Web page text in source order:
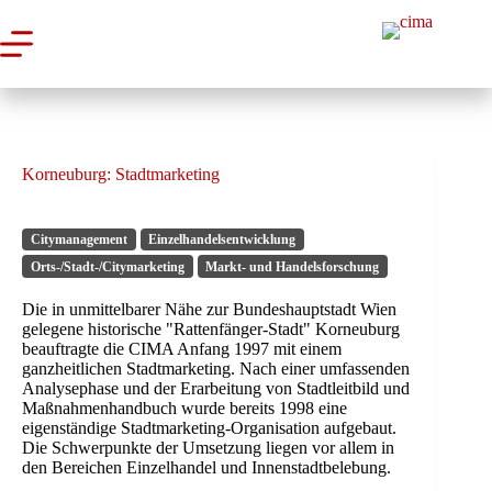
Inhalt
springen
Korneuburg: Stadtmarketing
Citymanagement
Einzelhandelsentwicklung
Orts-/Stadt-/Citymarketing
Markt- und Handelsforschung
Die in unmittelbarer Nähe zur Bundeshauptstadt Wien
gelegene historische "Rattenfänger-Stadt" Korneuburg
beauftragte die CIMA Anfang 1997 mit einem
ganzheitlichen Stadtmarketing. Nach einer umfassenden
Analysephase und der Erarbeitung von Stadtleitbild und
Maßnahmenhandbuch wurde bereits 1998 eine
eigenständige Stadtmarketing-Organisation aufgebaut.
Die Schwerpunkte der Umsetzung liegen vor allem in
den Bereichen Einzelhandel und Innenstadtbelebung.